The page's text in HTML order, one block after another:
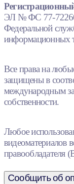
ЭЛ № ФС 77-72266
Федеральной
информационных
Все права на
защищены в
международным
собственности.
Любое
видеоматериалов
правообладателя
Сообщить об